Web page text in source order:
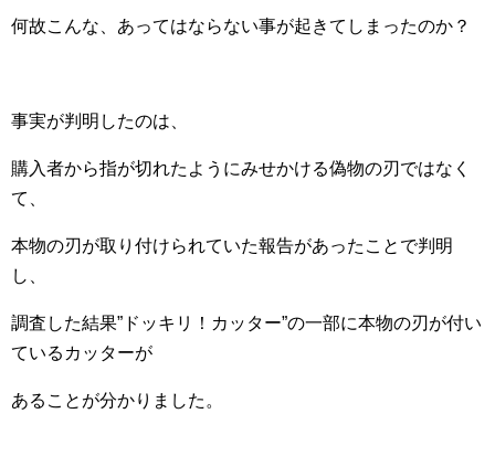
何故こんな、あってはならない事が起きてしまったのか？
事実が判明したのは、
購入者から指が切れたようにみせかける偽物の刃ではなく
て、
本物の刃が取り付けられていた報告があったことで判明
し、
調査した結果”ドッキリ！カッター”の一部に本物の刃が付い
ているカッターが
あることが分かりました。